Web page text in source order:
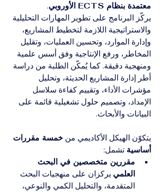
معتمدة بنظام ECTS الأوروبي
.
يركّز البرنامج على تطوير المهارات التحليلية
والاستراتيجية اللازمة لتخطيط المشاريع،
وإدارة الموارد، وتحسين العمليات، وتقليل
المخاطر، ورفع الإنتاجية وفق أسس علمية
ومنهجية دقيقة. كما يُمكّن الطلبة من دراسة
أطر إدارة المشاريع الحديثة، وتحليل
مؤشرات الأداء، وتقييم كفاءة سلاسل
الإمداد، وتصميم حلول تشغيلية قائمة على
البيانات والأبحاث.
يتكوّن الهيكل الأكاديمي من خمسة مقررات
أساسية تشمل:
مقررين متخصصين في البحث
العلمي يركزان على منهجيات البحث
المتقدمة، والتحليل الكمي والنوعي،